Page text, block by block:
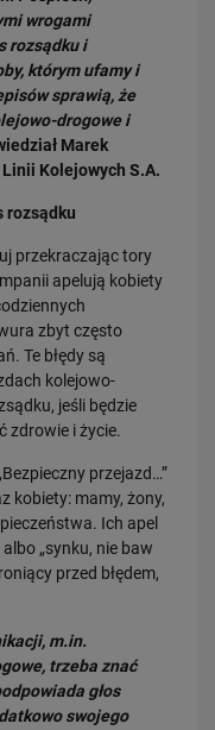
wrogami
rozsądku i
którym ufamy i
sprawią, że
drogowe i
Marek
Kolejowych S.A.
rozsądku
przekraczając tory
apelują kobiety
zbyt często
Te błędy są
kolejowo-
jeśli będzie
zdrowie i życie.
przejazd…”
kobiety: mamy, żony,
Ich apel
„synku, nie baw
przed błędem,
m.in.
trzeba znać
głos
swojego
zanim będzie za późno